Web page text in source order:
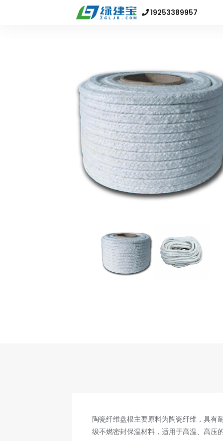
19253389957
陶瓷纤维盘根主要原料为陶瓷纤维，具有
级不燃密封保温材料，适用于高温、高压